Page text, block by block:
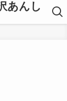
あんし